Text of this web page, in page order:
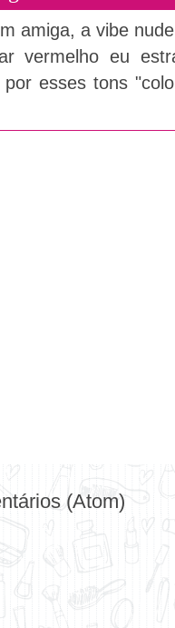
amiga, a vibe
vermelho eu
por esses tons
(Atom)